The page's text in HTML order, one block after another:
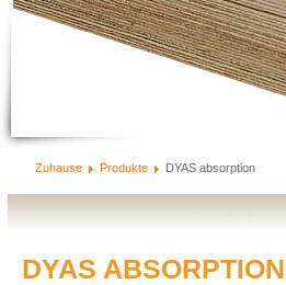
Zuhause Produkte DYAS absorption
DYAS